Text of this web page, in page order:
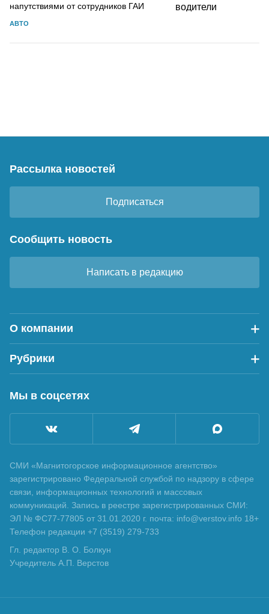
напутствиями от сотрудников ГАИ
АВТО
Рассылка новостей
Подписаться
Сообщить новость
Написать в редакцию
О компании
Рубрики
Мы в соцсетях
СМИ «Магнитогорское информационное агентство»
зарегистрировано Федеральной службой по надзору в сфере
связи, информационных технологий и массовых
коммуникаций. Запись в реестре зарегистрированных СМИ:
ЭЛ № ФС77-77805 от 31.01.2020 г. почта: info@verstov.info 18+
Телефон редакции +7 (3519) 279-733
Гл. редактор В. О. Болкун
Учредитель А.П. Верстов